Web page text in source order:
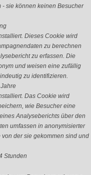
sie können keinen Besucher
Dieses Cookie wird
zu berechnen
zu erfassen. Die
und weisen eine zufällig
zu identifizieren.
Das Cookie wird
wie Besucher eine
Analyseberichts über den
umfassen in anonymisierter
der sie gekommen sind und
Stunden